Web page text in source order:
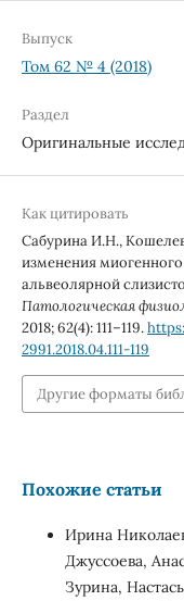
Выпуск
Том 62 № 4 (2018)
Раздел
Оригинальные
Как цитировать
Сабурина И.Н.,
изменения
альвеолярной
Патологическая
2018; 62(4): 111–119.
2991.2018.04.111-119
Другие форматы
Похожие статьи
Ирина
Джуссоева,
Зурина,